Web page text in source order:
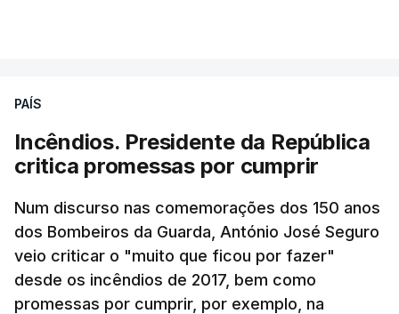
PAÍS
Incêndios. Presidente da República
critica promessas por cumprir
Num discurso nas comemorações dos 150 anos
dos Bombeiros da Guarda, António José Seguro
veio criticar o "muito que ficou por fazer"
desde os incêndios de 2017, bem como
promessas por cumprir, por exemplo, na